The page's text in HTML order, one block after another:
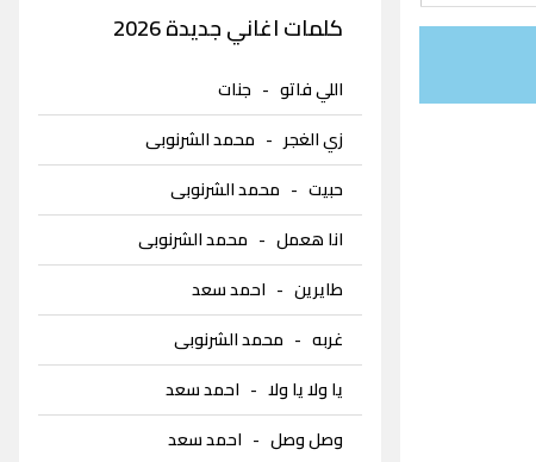
كلمات اغاني جديدة 2026
اللي فاتو- جنات
زي الغجر - محمد الشرنوبى
حبيت- محمد الشرنوبى
انا هعمل- محمد الشرنوبى
طايرين- احمد سعد
غربه- محمد الشرنوبى
يا ولا يا ولا- احمد سعد
وصل وصل- احمد سعد